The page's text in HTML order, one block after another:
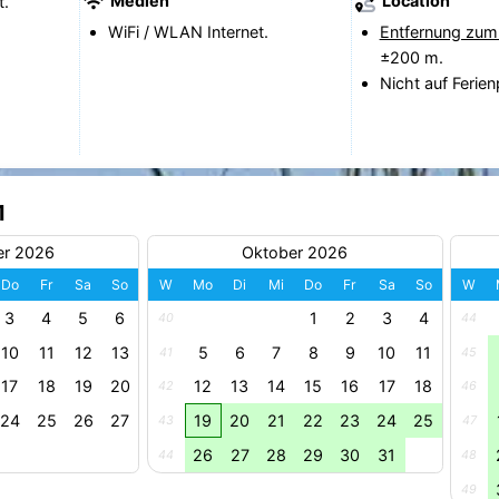
WiFi / WLAN Internet.
Entfernung
±200 m.
Nicht auf
2026
Do Fr Sa So
3 4 5
6
10
11 12
13
17
18 19
20
24
25 26 27
Oktober 2026
W Mo Di Mi Do Fr Sa So
40 1 2 3 4
41 5 6 7 8 9 10 11
42 12 13 14 15 16 17 18
43 19 20 21 22 23 24 25
44 26 27 28 29 30 31
W
44
45
46
47
48
49